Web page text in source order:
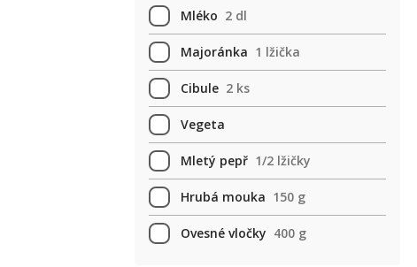
Mléko 2 dl
Majoránka 1 lžička
Cibule 2 ks
Vegeta
Mletý pepř 1/2 lžičky
Hrubá mouka 150 g
Ovesné vločky 400 g